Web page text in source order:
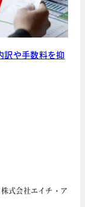
訳や手数料を抑
株式会社エイチ・アイ